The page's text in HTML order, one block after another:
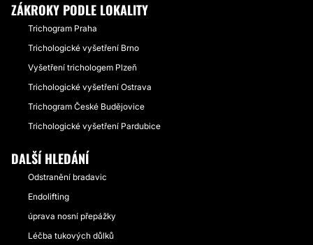
ZÁKROKY PODLE LOKALITY
Trichogram Praha
Trichologické vyšetření Brno
Vyšetření trichologem Plzeň
Trichologické vyšetření Ostrava
Trichogram České Budějovice
Trichologické vyšetření Pardubice
DALŠÍ HLEDÁNÍ
Odstranění bradavic
Endolifting
úprava nosní přepážky
Léčba tukových důlků